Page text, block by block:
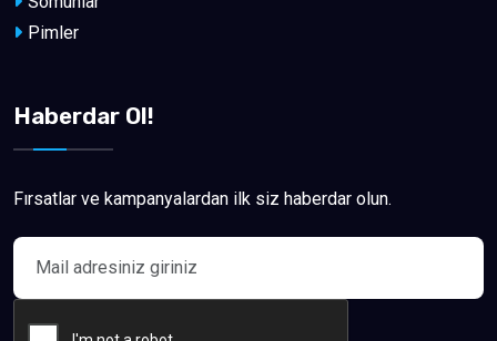
Pimler
Haberdar Ol!
Fırsatlar ve kampanyalardan ilk siz haberdar olun.